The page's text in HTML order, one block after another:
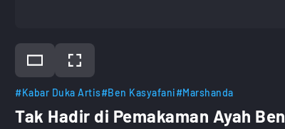
#Kabar Duka Artis#Ben Kasyafani#Marshanda
Tak Hadir di Pemakaman Ayah